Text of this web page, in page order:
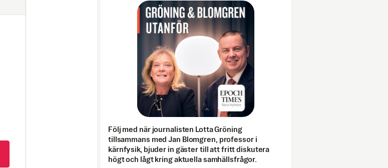
Följ med när journalisten Lotta Gröning
tillsammans med Jan Blomgren, professor i
kärnfysik, bjuder in gäster till att fritt diskutera
högt och lågt kring aktuella samhällsfrågor.